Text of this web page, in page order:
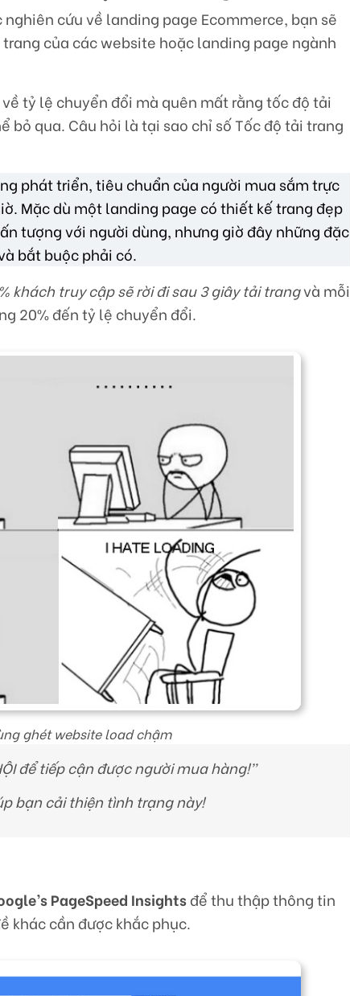
cứu về landing page Ecommerce, bạn sẽ
của các website hoặc landing page ngành
tỷ lệ chuyển đổi mà quên mất rằng tốc độ tải
bỏ qua. Câu hỏi là tại sao chỉ số Tốc độ tải trang
phát triển, tiêu chuẩn của người mua sắm trực
Mặc dù một landing page có thiết kế trang đẹp
tượng với người dùng, nhưng giờ đây những đặc
bắt buộc phải có.
khách truy cập sẽ rời đi sau 3 giây tải trangvà mỗi
20% đến tỷ lệ chuyển đổi.
ghét website load chậm
để tiếp cận được người mua hàng!”
bạn cải thiện tình trạng này!
PageSpeed Insightsđể thu thập thông tin
khác cần được khắc phục.